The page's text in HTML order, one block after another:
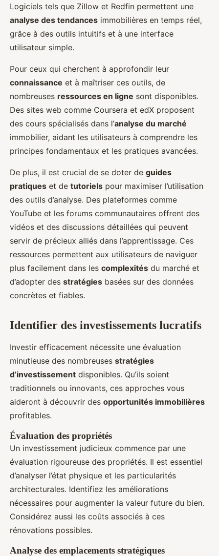
Logiciels tels que Zillow et Redfin permettent une
analyse des tendances immobilières en temps réel,
grâce à des outils intuitifs et à une interface
utilisateur simple.
Pour ceux qui cherchent à approfondir leur
connaissance et à maîtriser ces outils, de
nombreuses ressources en ligne sont disponibles.
Des sites web comme Coursera et edX proposent
des cours spécialisés dans l’analyse du marché
immobilier, aidant les utilisateurs à comprendre les
principes fondamentaux et les pratiques avancées.
De plus, il est crucial de se doter de guides
pratiques et de tutoriels pour maximiser l’utilisation
des outils d’analyse. Des plateformes comme
YouTube et les forums communautaires offrent des
vidéos et des discussions détaillées qui peuvent
servir de précieux alliés dans l’apprentissage. Ces
ressources permettent aux utilisateurs de naviguer
plus facilement dans les complexités du marché et
d’adopter des stratégies basées sur des données
concrètes et fiables.
Identifier des investissements lucratifs
Investir efficacement nécessite une évaluation
minutieuse des nombreuses stratégies
d’investissement disponibles. Qu’ils soient
traditionnels ou innovants, ces approches vous
aideront à découvrir des opportunités immobilières
profitables.
Évaluation des propriétés
Un investissement judicieux commence par une
évaluation rigoureuse des propriétés. Il est essentiel
d’analyser l’état physique et les particularités
architecturales. Identifiez les améliorations
nécessaires pour augmenter la valeur future du bien.
Considérez aussi les coûts associés à ces
rénovations possibles.
Analyse des emplacements stratégiques